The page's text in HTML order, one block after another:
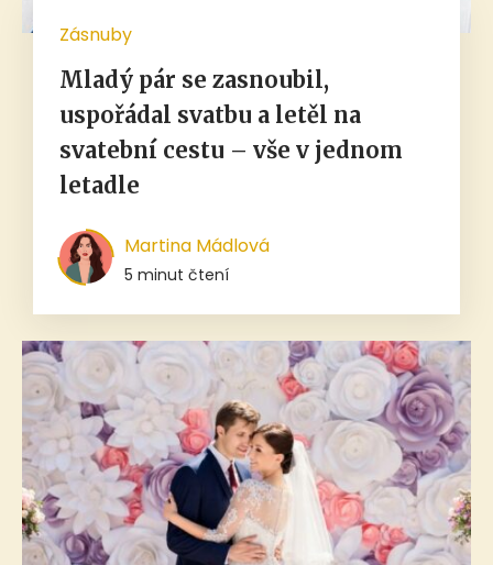
Zásnuby
Mladý pár se zasnoubil,
uspořádal svatbu a letěl na
svatební cestu – vše v jednom
letadle
Martina Mádlová
5 minut čtení